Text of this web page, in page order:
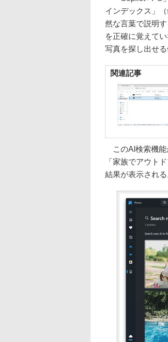
インデックス」
然な言葉で説明
を正確に覚えて
写真を探し出せる
関連記事
このAI検索機能
「家族でアウト
結果が表示される